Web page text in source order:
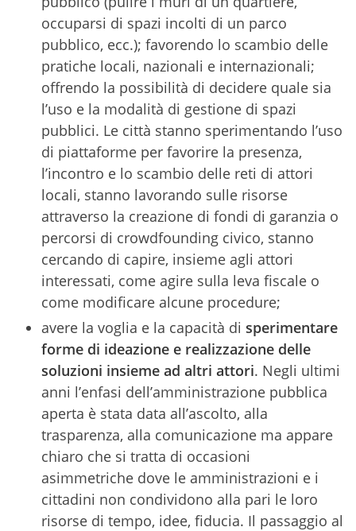
occuparsi di spazi incolti di un parco
pubblico, ecc.); favorendo lo scambio delle
pratiche locali, nazionali e internazionali;
offrendo la possibilità di decidere quale sia
l’uso e la modalità di gestione di spazi
pubblici. Le città stanno sperimentando l’uso
di piattaforme per favorire la presenza,
l’incontro e lo scambio delle reti di attori
locali, stanno lavorando sulle risorse
attraverso la creazione di fondi di garanzia o
percorsi di crowdfounding civico, stanno
cercando di capire, insieme agli attori
interessati, come agire sulla leva fiscale o
come modificare alcune procedure;
avere la voglia e la capacità di sperimentare
forme di ideazione e realizzazione delle
soluzioni insieme ad altri attori. Negli ultimi
anni l’enfasi dell’amministrazione pubblica
aperta è stata data all’ascolto, alla
trasparenza, alla comunicazione ma appare
chiaro che si tratta di occasioni
asimmetriche dove le amministrazioni e i
cittadini non condividono alla pari le loro
risorse di tempo, idee, fiducia. Il passaggio al